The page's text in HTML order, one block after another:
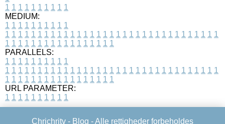
1 1 1 1 1 1 1 1 1 1
MEDIUM:
1 1 1 1 1 1 1 1 1 1
1 1 1 1 1 1 1 1 1 1 1 1 1 1 1 1 1 1 1 1 1 1 1 1 1 1 1 1 1 1 1 1 1
1 1 1 1 1 1 1 1 1 1 1 1 1 1 1 1 1
PARALLELS:
1 1 1 1 1 1 1 1 1 1
1 1 1 1 1 1 1 1 1 1 1 1 1 1 1 1 1 1 1 1 1 1 1 1 1 1 1 1 1 1 1 1 1
1 1 1 1 1 1 1 1 1 1 1 1 1 1 1 1 1
URL PARAMETER:
1 1 1 1 1 1 1 1 1 1
Chrichritv - Blog - Alle rettigheder forbeholdes